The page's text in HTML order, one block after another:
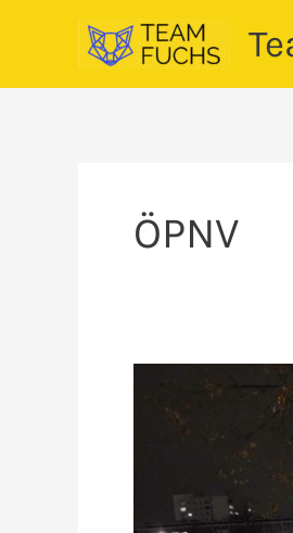
ÖPNV